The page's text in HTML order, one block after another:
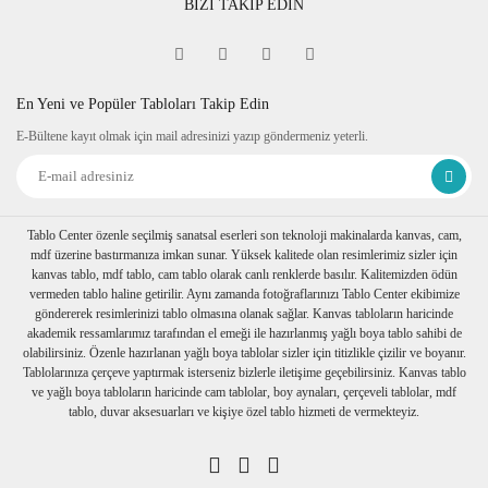
BİZİ TAKİP EDİN
En Yeni ve Popüler Tabloları Takip Edin
E-Bültene kayıt olmak için mail adresinizi yazıp göndermeniz yeterli.
Tablo Center özenle seçilmiş sanatsal eserleri son teknoloji makinalarda kanvas, cam,
mdf üzerine bastırmanıza imkan sunar. Yüksek kalitede olan resimlerimiz sizler için
kanvas tablo, mdf tablo, cam tablo olarak canlı renklerde basılır. Kalitemizden ödün
vermeden tablo haline getirilir. Aynı zamanda fotoğraflarınızı Tablo Center ekibimize
göndererek resimlerinizi tablo olmasına olanak sağlar. Kanvas tabloların haricinde
akademik ressamlarımız tarafından el emeği ile hazırlanmış yağlı boya tablo sahibi de
olabilirsiniz. Özenle hazırlanan yağlı boya tablolar sizler için titizlikle çizilir ve boyanır.
Tablolarınıza çerçeve yaptırmak isterseniz bizlerle iletişime geçebilirsiniz. Kanvas tablo
ve yağlı boya tabloların haricinde cam tablolar, boy aynaları, çerçeveli tablolar, mdf
tablo, duvar aksesuarları ve kişiye özel tablo hizmeti de vermekteyiz.